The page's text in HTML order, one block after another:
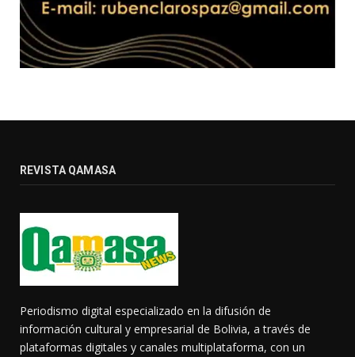
REVISTA QAMASA
Periodismo digital especializado en la difusión de
información cultural y empresarial de Bolivia, a través de
plataformas digitales y canales multiplataforma, con un